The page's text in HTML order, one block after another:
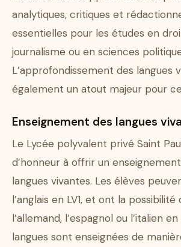
analytiques, critiques et
essentielles pour les études en
journalisme ou en sciences
L’approfondissement des langues
également un atout majeur pour
Enseignement des langues
Le Lycée polyvalent privé Saint
d’honneur à offrir un
langues vivantes. Les élèves
l’anglais en LV1, et ont la possibilité
l’allemand, l’espagnol ou l’italien en
langues sont enseignées de